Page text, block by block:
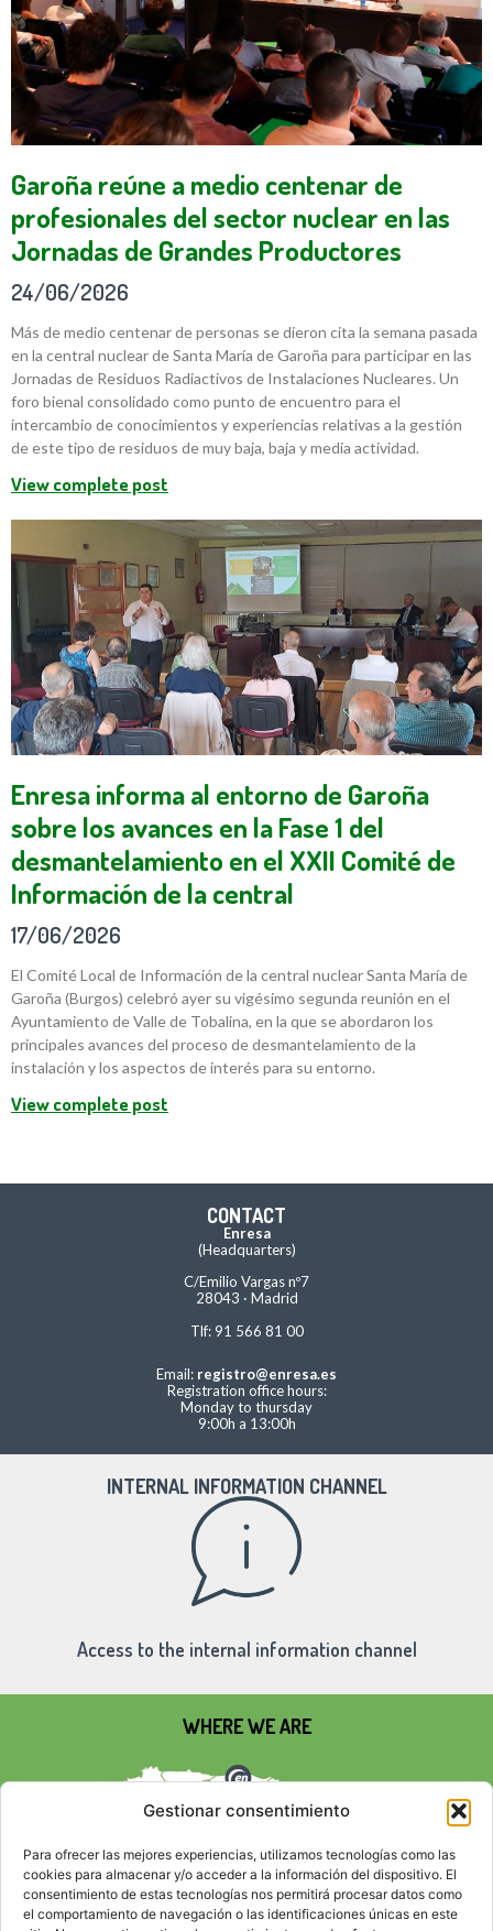
Gestionar consentimiento
Para ofrecer las mejores experiencias, utilizamos tecnologías como las
cookies para almacenar y/o acceder a la información del dispositivo. El
consentimiento de estas tecnologías nos permitirá procesar datos como
el comportamiento de navegación o las identificaciones únicas en este
Garoña reúne a medio centenar de
profesionales del sector nuclear en las
Jornadas de Grandes Productores
24/06/2026
Más de medio centenar de personas se dieron cita la semana pasada
en la central nuclear de Santa María de Garoña para participar en las
Jornadas de Residuos Radiactivos de Instalaciones Nucleares. Un
foro bienal consolidado como punto de encuentro para el
intercambio de conocimientos y experiencias relativas a la gestión
de este tipo de residuos de muy baja, baja y media actividad.
View complete post
Enresa informa al entorno de Garoña
sobre los avances en la Fase 1 del
desmantelamiento en el XXII Comité de
Información de la central
17/06/2026
El Comité Local de Información de la central nuclear Santa María de
Garoña (Burgos) celebró ayer su vigésimo segunda reunión en el
Ayuntamiento de Valle de Tobalina, en la que se abordaron los
principales avances del proceso de desmantelamiento de la
instalación y los aspectos de interés para su entorno.
View complete post
CONTACT
Enresa
(Headquarters)
C/Emilio Vargas nº7
28043 · Madrid
Tlf: 91 566 81 00
Email: registro@enresa.es
Registration office hours:
Monday to thursday
9:00h a 13:00h
INTERNAL INFORMATION CHANNEL
Access to the internal information channel
WHERE WE ARE